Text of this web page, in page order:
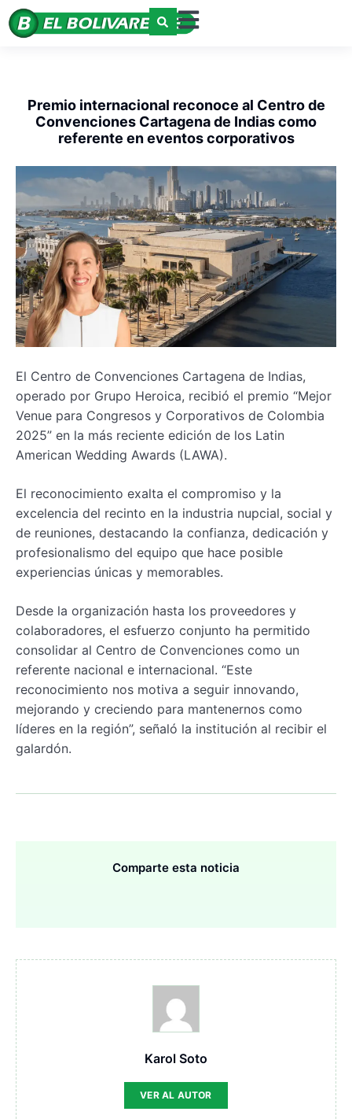
Premio internacional reconoce al Centro de
Convenciones Cartagena de Indias como
referente en eventos corporativos
El Centro de Convenciones Cartagena de Indias,
operado por Grupo Heroica, recibió el premio “Mejor
Venue para Congresos y Corporativos de Colombia
2025” en la más reciente edición de los Latin
American Wedding Awards (LAWA).
El reconocimiento exalta el compromiso y la
excelencia del recinto en la industria nupcial, social y
de reuniones, destacando la confianza, dedicación y
profesionalismo del equipo que hace posible
experiencias únicas y memorables.
Desde la organización hasta los proveedores y
colaboradores, el esfuerzo conjunto ha permitido
consolidar al Centro de Convenciones como un
referente nacional e internacional. “Este
reconocimiento nos motiva a seguir innovando,
mejorando y creciendo para mantenernos como
líderes en la región”, señaló la institución al recibir el
galardón.
Comparte esta noticia
Karol Soto
VER AL AUTOR